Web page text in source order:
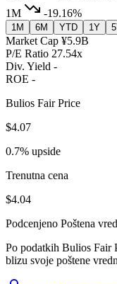
1M
-19.16%
1M 6M YTD 1Y
Market Cap ¥5.9B
P/E Ratio 27.54x
Div. Yield -
ROE -
Bulios Fair Price
$4.07
0.7% upside
Trenutna cena
$4.04
Podcenjeno Poštena
Po podatkih Bulios Fair
blizu svoje poštene